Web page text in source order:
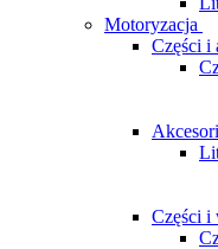
Motoryzacja
Części i
Części i